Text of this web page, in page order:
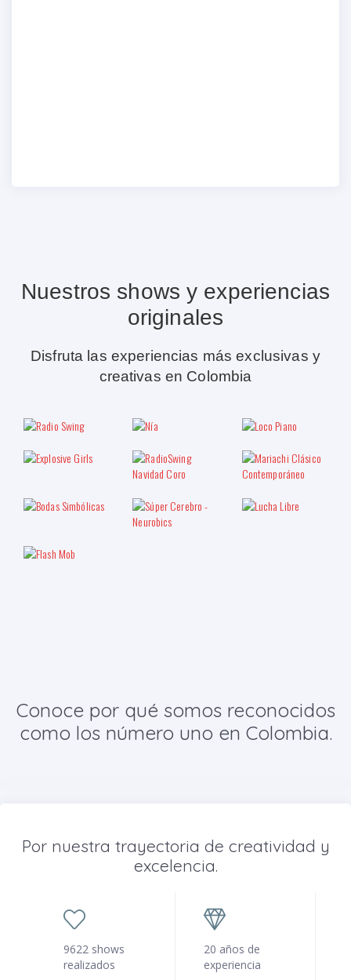
Nuestros shows y experiencias
originales
Disfruta las experiencias más exclusivas y
creativas en Colombia
Conoce por qué somos reconocidos
como los número uno en Colombia.
Por nuestra trayectoria de creatividad y
excelencia.
9622 shows
realizados
20 años de
experiencia